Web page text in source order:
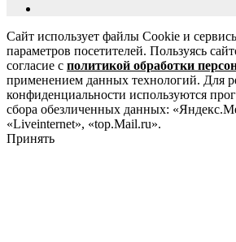
Сайт использует файлы Cookie и
параметров посетителей. Пользуясь
согласие с политикой обработки
применением данных технологий. Для
конфиденциальности используются
сбора обезличенных данных:
«Liveinternet», «top.Mail.ru».
Принять